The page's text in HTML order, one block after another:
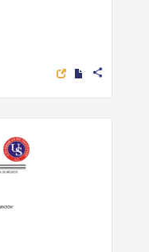
share